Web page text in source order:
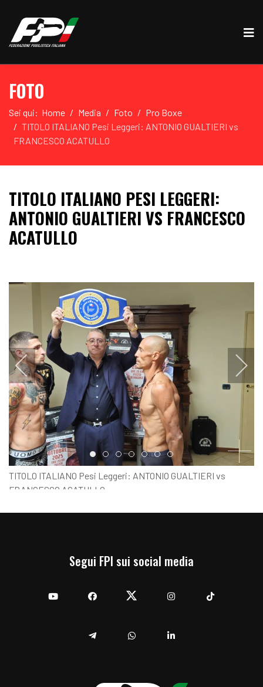
FOTO
Sei qui: Home Media Foto
Pro Boxe
TITOLO ITALIANO Pesi Leggeri: ANTONIO GUALTIERI vs
FRANCESCO ACATULLO
TITOLO ITALIANO PESI LEGGERI:
ANTONIO GUALTIERI VS FRANCESCO
ACATULLO
Item 0Item 1Item 2Item 3Item 4Item 5Item 6
TITOLO ITALIANO Pesi Leggeri: ANTONIO GUALTIERI vs
FRANCESCO ACATULLO
PESO UFFICIALE
Segui FPI sui social media